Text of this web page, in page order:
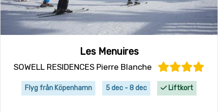
Les Menuires
SOWELL RESIDENCES Pierre Blanche
Flyg från Köpenhamn 5 dec - 8 dec Liftkort